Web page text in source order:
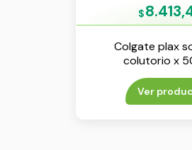
$
Colgate plax
colutorio x
Ver